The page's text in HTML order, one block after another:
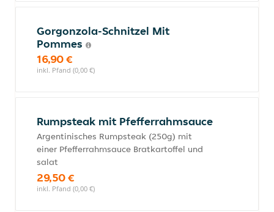
Gorgonzola-Schnitzel Mit
Pommes
16,90 €
inkl. Pfand (0,00 €)
Rumpsteak mit Pfefferrahmsauce
Argentinisches Rumpsteak (250g) mit
einer Pfefferrahmsauce Bratkartoffel und
salat
29,50 €
inkl. Pfand (0,00 €)